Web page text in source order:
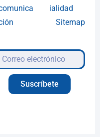
ialidad
Sitemap
Suscríbete